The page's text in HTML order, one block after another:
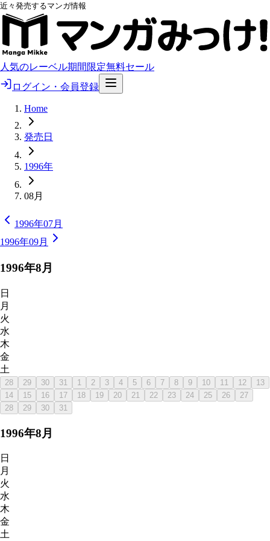
近々発売するマンガ情報
人気のレーベル期間限定無料セール
ログイン・会員登録
Home
発売日
1996年
08月
1996年07月
1996年09月
1996年8月
日
月
火
水
木
金
土
28 29 30 31 1 2 3 4 5 6 7 8 9 10 11 12
13
14
15 16 17 18 19 20 21 22 23 24 25 26
27
28
29 30 31
1996年8月
日
月
火
水
木
金
土